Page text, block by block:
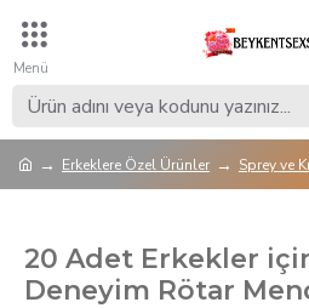
Erkeklere Özel Ürünler Sprey ve
20 Adet Erkekler
Deneyim Rötar